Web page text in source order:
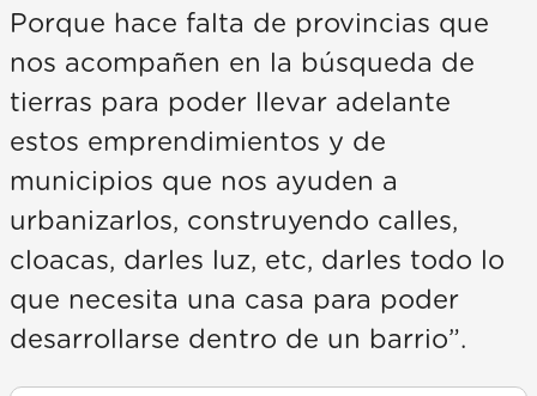
Porque hace falta de provincias que
nos acompañen en la búsqueda de
tierras para poder llevar adelante
estos emprendimientos y de
municipios que nos ayuden a
urbanizarlos, construyendo calles,
cloacas, darles luz, etc, darles todo lo
que necesita una casa para poder
desarrollarse dentro de un barrio”.